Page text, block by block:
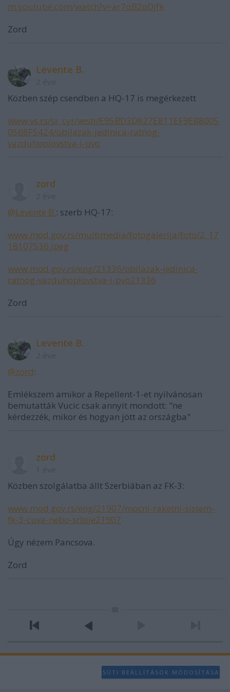
m.youtube.com/watch?v=ar7qB2oDjfk
Zord
Levente B.
Közben szép csendben a HQ-17 is megérkezett
www.vs.rs/sr_cyr/vesti/E95BD3D827E811EF9E88005
0568F5424/obilazak-jedinica-ratnog-
vazduhoplovstva-i-pvo
zord
@Levente B.: szerb HQ-17:
www.mod.gov.rs/multimedia/fotogalerija/foto/2_17
18107536.jpeg
www.mod.gov.rs/eng/21336/obilazak-jedinica-
ratnog-vazduhoplovstva-i-pvo21336
Zord
Levente B.
@zord:
Emlékszem amikor a Repellent-1-et nyilvánosan
bemutatták Vucic csak annyit mondott: "ne
kérdezzék, mikor és hogyan jött az országba"
zord
Közben szolgálatba állt Szerbiában az FK-3:
www.mod.gov.rs/eng/21907/mocni-raketni-sistem-
fk-3-cuva-nebo-srbije21907
Úgy nézem Pancsova.
Zord
SÜTI BEÁLLÍTÁSOK MÓDOSÍTÁSA